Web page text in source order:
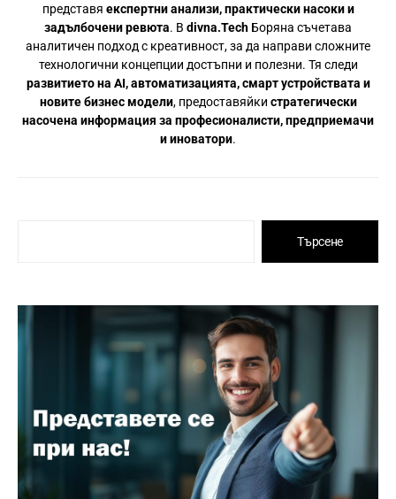
представя експертни анализи, практически насоки и
задълбочени ревюта. В divna.Tech Боряна съчетава
аналитичен подход с креативност, за да направи сложните
технологични концепции достъпни и полезни. Тя следи
развитието на AI, автоматизацията, смарт устройствата и
новите бизнес модели, предоставяйки стратегически
насочена информация за професионалисти, предприемачи
и иноватори.
Търсене